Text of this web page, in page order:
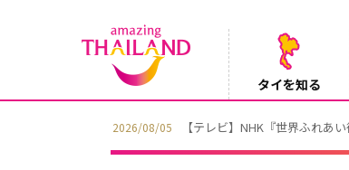
タイを知る
2026/08/05 【テレビ】NHK『世界ふれあ